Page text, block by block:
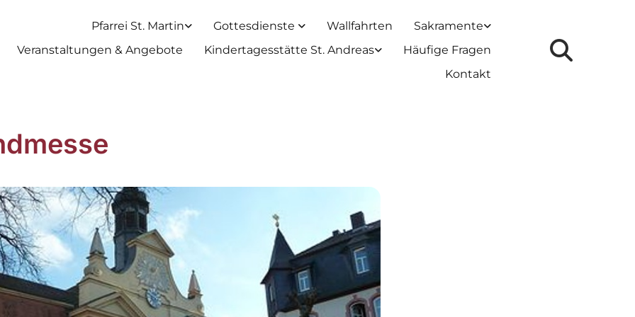
Pfarrei St. Martin Gottesdienste Wallfahrten
Sakramente
Veranstaltungen & Angebote
Kindertagesstätte St. Andreas
Häufige Fragen
Kontakt